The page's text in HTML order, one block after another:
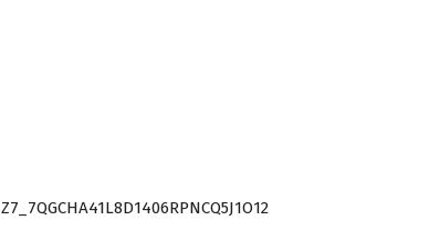
Z7_7QGCHA41L8D1406RPNCQ5J1O12